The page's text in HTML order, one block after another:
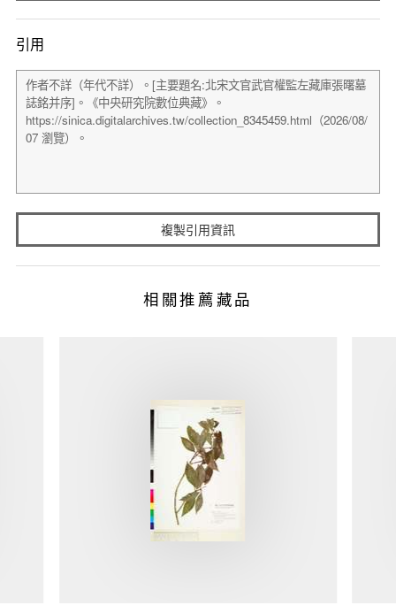
引用
複製引用資訊
相關推薦藏品